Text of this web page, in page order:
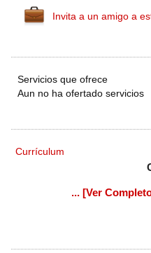
Invita a un amigo a
Servicios que ofrece
Aun no ha ofertado servicios
Currículum
... [Ver